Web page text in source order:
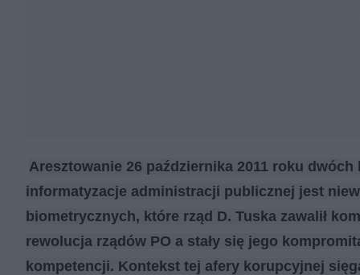
Aresztowanie 26 października 2011 roku
informatyzacje administracji publicznej jest
biometrycznych, które rząd D. Tuska zawalił
rewolucja rządów PO a stały się jego
kompetencji. Kontekst tej afery korupcyjnej